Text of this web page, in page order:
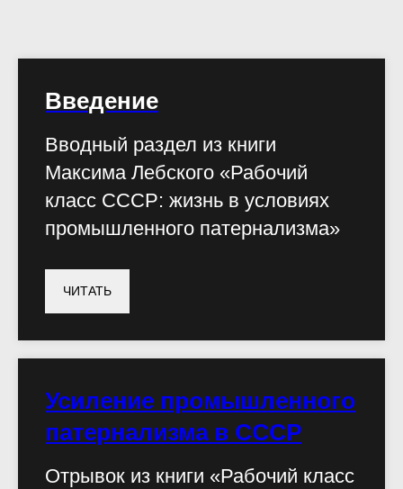
Введение
Вводный раздел из книги
Максима Лебского «Рабочий
класс СССР: жизнь в условиях
промышленного патернализма»
ЧИТАТЬ
Усиление промышленного
патернализма в СССР
Отрывок из книги «Рабочий класс